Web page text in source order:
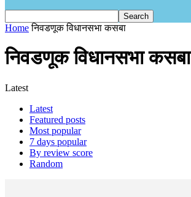
Home निवडणूक विधानसभा कसबा
निवडणूक विधानसभा कसबा
Latest
Latest
Featured posts
Most popular
7 days popular
By review score
Random